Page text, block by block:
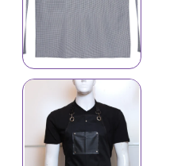
İş önlüyü 6110